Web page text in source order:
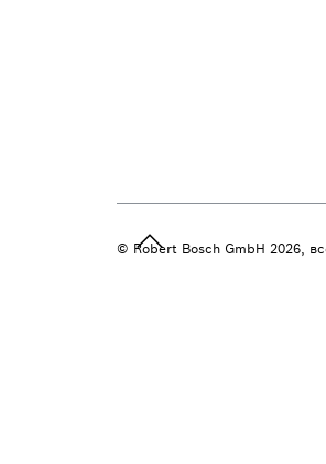
© Robert Bosch GmbH 2026,